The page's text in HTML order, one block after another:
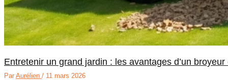
Entretenir un grand jardin : les avantages d’un
Par Aurélien / 11 mars 2026